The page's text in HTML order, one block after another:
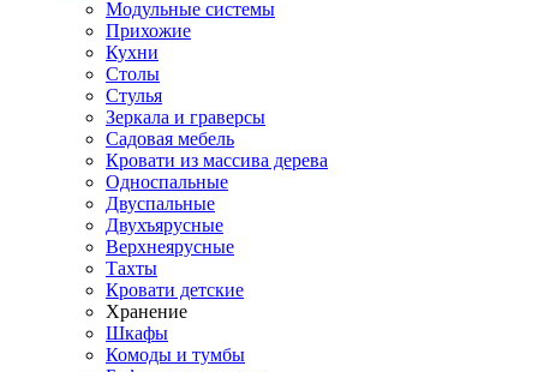
Модульные системы
Прихожие
Кухни
Столы
Стулья
Зеркала и граверсы
Садовая мебель
Кровати из массива дерева
Односпальные
Двуспальные
Двухъярусные
Верхнеярусные
Тахты
Кровати детские
Хранение
Шкафы
Комоды и тумбы